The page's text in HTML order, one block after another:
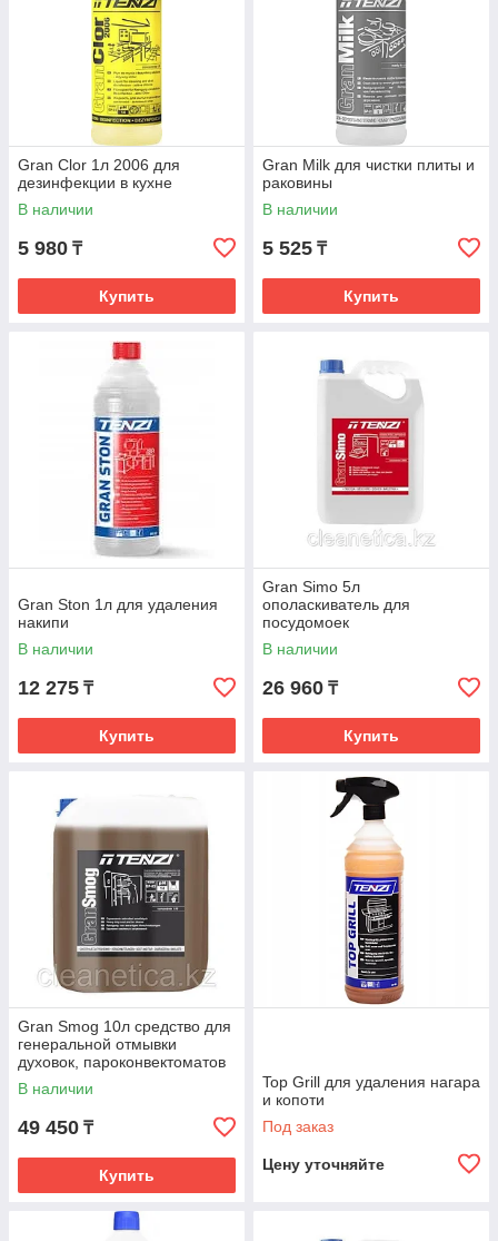
Gran Clor 1л 2006 для
дезинфекции в кухне
В наличии
5 980 ₸
Купить
Gran Milk для чистки плиты и
раковины
В наличии
5 525 ₸
Купить
Gran Ston 1л для удаления
накипи
В наличии
12 275 ₸
Купить
Gran Simo 5л
ополаскиватель для
посудомоек
В наличии
26 960 ₸
Купить
Gran Smog 10л средство для
генеральной отмывки
духовок, пароконвектоматов
и гриля
В наличии
49 450 ₸
Купить
Top Grill для удаления нагара
и копоти
Под заказ
Цену уточняйте